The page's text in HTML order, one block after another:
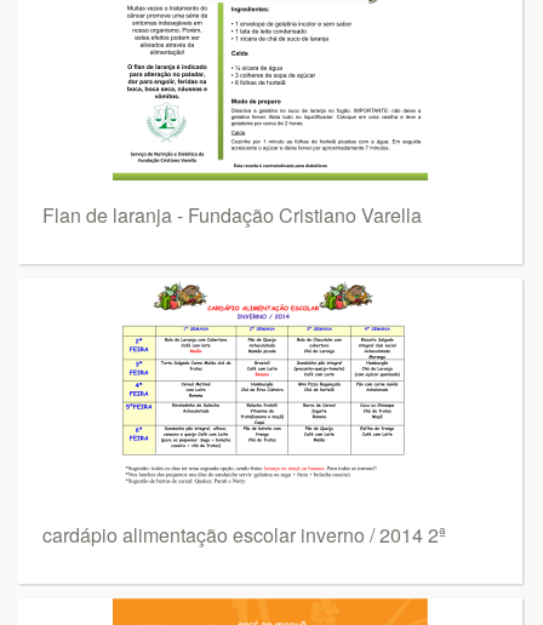
Flan de laranja - Fundação Cristiano Varella
cardápio alimentação escolar inverno / 2014 2ª